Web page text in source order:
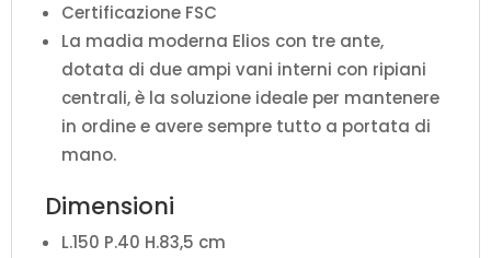
Certificazione FSC
La madia moderna Elios con tre ante,
dotata di due ampi vani interni con ripiani
centrali, è la soluzione ideale per mantenere
in ordine e avere sempre tutto a portata di
mano.
Dimensioni
L.150 P.40 H.83,5 cm